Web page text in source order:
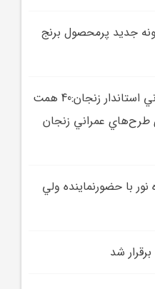
استاندار گيلان3 گونه جديد پرمحصول برنج
معاون هماهنگي امور عمراني استاندار زنجان:40 همت
طرح‌هاي عمراني زنجان
با حضورنماينده ولي
شد